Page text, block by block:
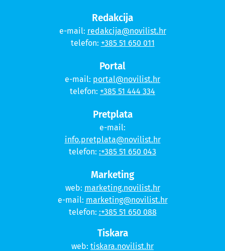
Redakcija
e-mail: redakcija@novilist.hr
telefon: +385 51 650 011
Portal
e-mail: portal@novilist.hr
telefon: +385 51 444 334
Pretplata
e-mail:
info.pretplata@novilist.hr
telefon: :+385 51 650 043
Marketing
web: marketing.novilist.hr
e-mail: marketing@novilist.hr
telefon: :+385 51 650 088
Tiskara
web: tiskara.novilist.hr